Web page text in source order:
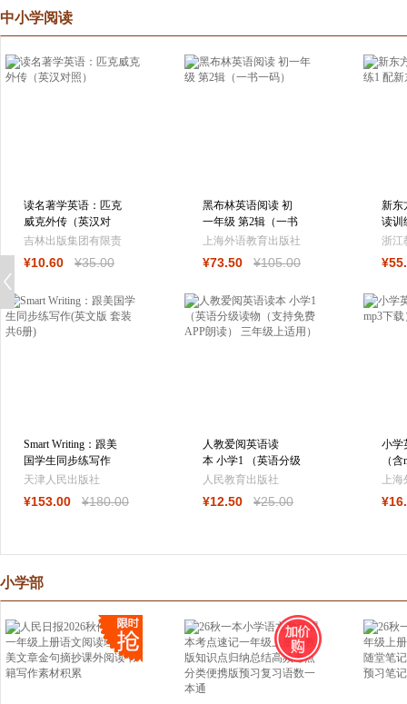
中小学阅读
读名著学英语：匹克
威克外传（英汉对
照）
吉林出版集团有限责
任公司
¥10.60 ¥35.00
黑布林英语阅读 初
一年级 第2辑（一书
一码）
上海外语教育出版社
¥73.50 ¥105.00
新东
读训
师讲
浙江
¥55
Smart Writing：跟美
国学生同步练写作
(英文版 套装共6册)
天津人民出版社
¥153.00 ¥180.00
人教爱阅英语读
本 小学1 （英语分级
读物（支持免费APP
人民教育出版社
¥12.50 ¥25.00
小学
（
上
¥16
小学部